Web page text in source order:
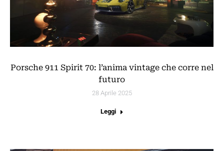
Porsche 911 Spirit 70: l’anima vintage che corre nel
futuro
28 Aprile 2025
Leggi